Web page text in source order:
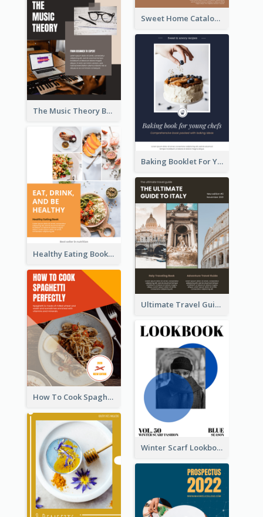
Sweet Home Catalog
The Music Theory Booklet
Baking Booklet For Young Chefs
Healthy Eating Booklet
Ultimate Travel Guide To Italy Booklet
How To Cook Spaghetti Booklet
Winter Scarf Lookbook